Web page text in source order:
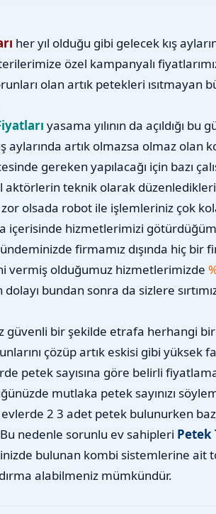
her yıl olduğu gibi gelecek kış
özel kampanyalı
olan artık petekleri ısıtmayan
yasama yılının da açıldığı bu
aylarında artık olmazsa olmaz olan
gereken yapılacağı için bazı
aktörlerin teknik olarak
olsada robot ile işlemleriniz çok
içerisinde hizmetlerimizi
firmamız dışında hiç bir
vermiş olduğumuz hizmetlerimizde
bundan sonra da sizlere
güvenli bir şekilde etrafa herhangi
çözüp artık eskisi gibi yüksek
petek sayısına göre belirli
mutlaka petek sayınızı
2 3 adet petek bulunurken
nedenle sorunlu ev sahipleri Petek
bulunan kombi sistemlerine ait
alabilmeniz mümkündür.